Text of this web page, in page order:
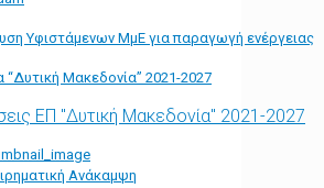
Υφιστάμενων ΜμΕ για παραγωγή ενέργειας
Μακεδονία” 2021-2027
ΕΠ "Δυτική Μακεδονία" 2021-2027
Ανάκαμψη